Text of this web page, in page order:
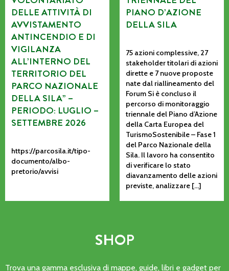
DELLE ATTIVITÀ DI
AVVISTAMENTO
ANTINCENDIO E DI
VIGILANZA
ALL’INTERNO DEL
TERRITORIO DEL
PARCO NAZIONALE
DELLA SILA” –
PERIODO: LUGLIO –
SETTEMBRE 2026
https://parcosila.it/tipo-
documento/albo-
pretorio/avvisi
PIANO D’AZIONE
DELLA SILA
75 azioni complessive, 27
stakeholder titolari di azioni
dirette e 7 nuove proposte
nate dal riallineamento del
Forum Si è concluso il
percorso di monitoraggio
triennale del Piano d’Azione
della Carta Europea del
TurismoSostenibile – Fase 1
del Parco Nazionale della
Sila. Il lavoro ha consentito
di verificare lo stato
diavanzamento delle azioni
previste, analizzare […]
SHOP
Trova una gamma esclusiva di mappe, guide, libri e gadget per